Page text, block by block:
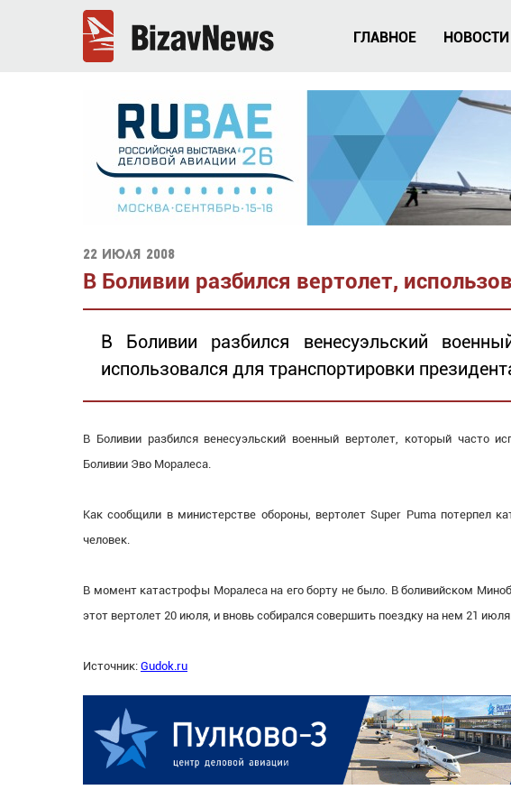
ГЛАВНОЕ НОВОСТИ
22 июля 2008
В Боливии разбился вертолет,
В Боливии разбился венесуэльский
использовался для транспортировки
В Боливии разбился венесуэльский военный вертолет, который часто
Боливии Эво Моралеса.
Как сообщили в министерстве обороны, вертолет Super Puma потерпел
человек.
В момент катастрофы Моралеса на его борту не было. В боливийском
этот вертолет 20 июля, и вновь собирался совершить поездку на нем 21
Источник: Gudok.ru